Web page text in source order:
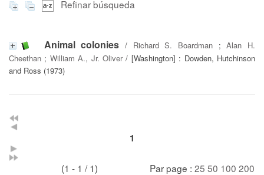
Refinar búsqueda
Animal colonies / Richard S. Boardman ;Alan H.
Cheethan ; William A., Jr. Oliver/ [Washington] : Dowden, Hutchinson
and Ross (1973)
1
(1 - 1 / 1) Par page : 25 50 100 200